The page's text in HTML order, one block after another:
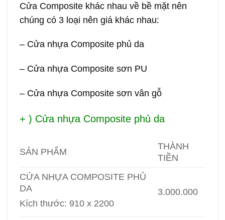
Cửa Composite khác nhau về bề mặt nên
chúng có 3 loại nên giá khác nhau:
– Cửa nhựa Composite phủ da
– Cửa nhựa Composite sơn PU
– Cửa nhựa Composite sơn vân gỗ
+ ) Cửa nhựa Composite phủ da
SẢN PHẨM
THÀNH
TIỀN
CỬA NHỰA COMPOSITE PHỦ
DA
Kích thước: 910 x 2200
3.000.000